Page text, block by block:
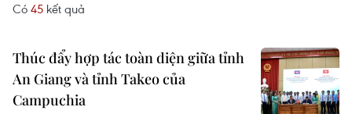
Có 45 kết quả
Thúc đẩy hợp tác toàn diện giữa tỉnh
An Giang và tỉnh Takeo của
Campuchia